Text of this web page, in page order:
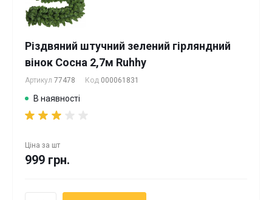
Різдвяний штучний зелений гірляндний
вінок Сосна 2,7м Ruhhy
Артикул 77478 Код 000061831
В наявності
Ціна за шт
999 грн.